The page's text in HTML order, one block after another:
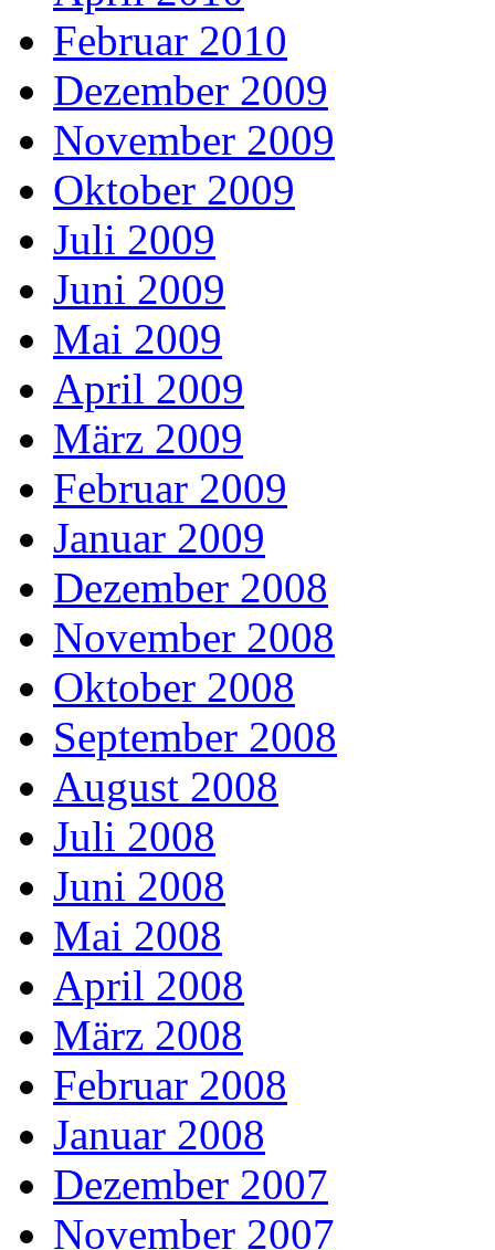
Februar 2010
Dezember 2009
November 2009
Oktober 2009
Juli 2009
Juni 2009
Mai 2009
April 2009
März 2009
Februar 2009
Januar 2009
Dezember 2008
November 2008
Oktober 2008
September 2008
August 2008
Juli 2008
Juni 2008
Mai 2008
April 2008
März 2008
Februar 2008
Januar 2008
Dezember 2007
November 2007